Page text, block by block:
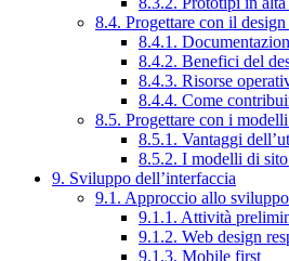
8.4. Progettare con il
8.4.1.
8.4.2. Benefici del
8.4.3. Risorse
8.4.4. Come
8.5. Progettare con i
8.5.1. Vantaggi
8.5.2. I modelli di
9. Sviluppo dell’interfaccia
9.1. Approccio allo sviluppo
9.1.1. Attività
9.1.2. Web design
9.1.3. Mobile first